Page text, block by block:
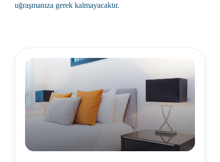
uğraşmanıza gerek kalmayacaktır.